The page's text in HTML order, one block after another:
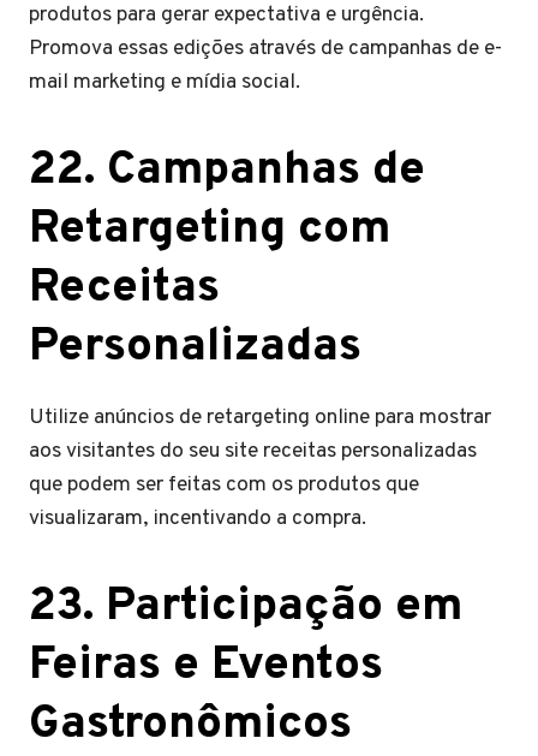
produtos para gerar expectativa e urgência.
Promova essas edições através de campanhas de e-
mail marketing e mídia social.
22. Campanhas de
Retargeting com
Receitas
Personalizadas
Utilize anúncios de retargeting online para mostrar
aos visitantes do seu site receitas personalizadas
que podem ser feitas com os produtos que
visualizaram, incentivando a compra.
23. Participação em
Feiras e Eventos
Gastronômicos